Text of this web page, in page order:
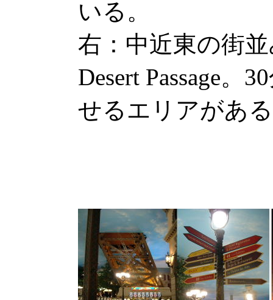
いる。
右：中近東の街
Desert Passage。
せるエリアがあ